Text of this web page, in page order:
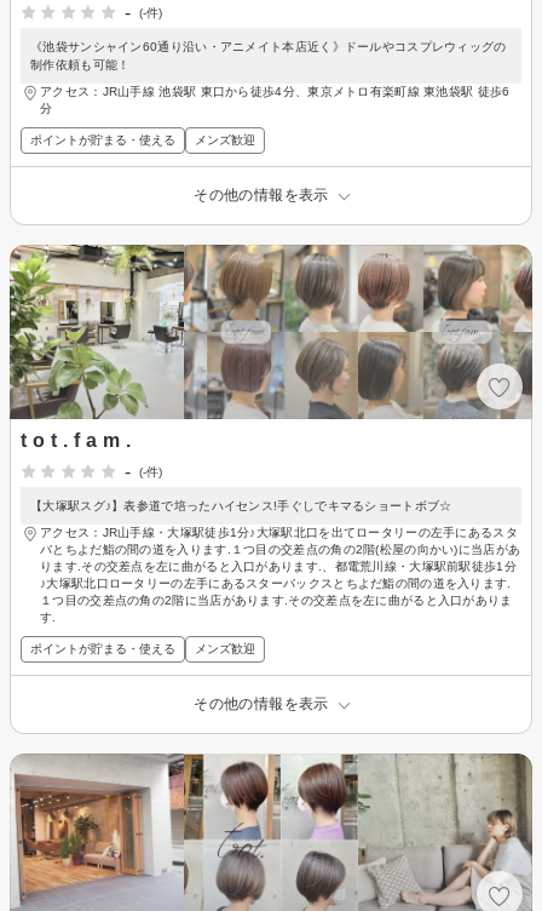
-
(-件)
《池袋サンシャイン60通り沿い・アニメイト本店近く》ドールやコスプレウィッグの
制作依頼も可能！
アクセス：JR山手線 池袋駅 東口から徒歩4分、東京メトロ有楽町線 東池袋駅 徒歩6
分
ポイントが貯まる・使える メンズ歓迎
その他の情報を表示
t o t . f a m .
-
(-件)
【大塚駅スグ♪】表参道で培ったハイセンス!手ぐしでキマるショートボブ☆
アクセス：JR山手線・大塚駅徒歩1分♪大塚駅北口を出てロータリーの左手にあるスタ
バとちよだ鮨の間の道を入ります.１つ目の交差点の角の2階(松屋の向かい)に当店があ
ります.その交差点を左に曲がると入口があります.、都電荒川線・大塚駅前駅徒歩1分
♪大塚駅北口ロータリーの左手にあるスターバックスとちよだ鮨の間の道を入ります.
１つ目の交差点の角の2階に当店があります.その交差点を左に曲がると入口がありま
す.
ポイントが貯まる・使える メンズ歓迎
その他の情報を表示